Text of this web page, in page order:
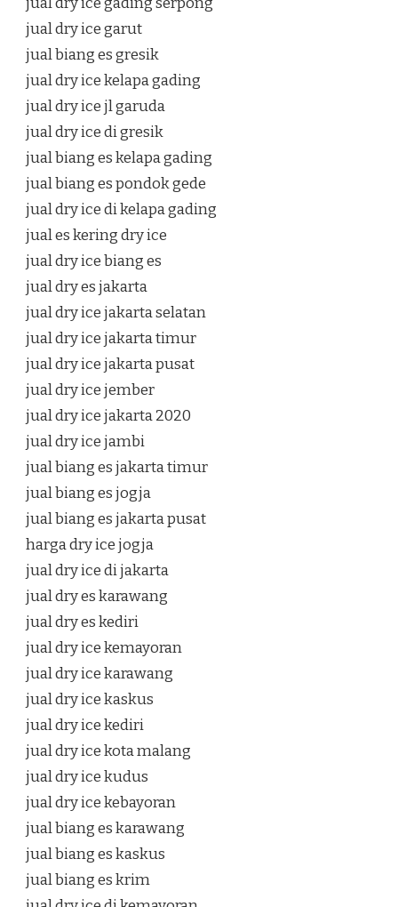
jual dry ice garut
jual biang es gresik
jual dry ice kelapa gading
jual dry ice jl garuda
jual dry ice di gresik
jual biang es kelapa gading
jual biang es pondok gede
jual dry ice di kelapa gading
jual es kering dry ice
jual dry ice biang es
jual dry es jakarta
jual dry ice jakarta selatan
jual dry ice jakarta timur
jual dry ice jakarta pusat
jual dry ice jember
jual dry ice jakarta 2020
jual dry ice jambi
jual biang es jakarta timur
jual biang es jogja
jual biang es jakarta pusat
harga dry ice jogja
jual dry ice di jakarta
jual dry es karawang
jual dry es kediri
jual dry ice kemayoran
jual dry ice karawang
jual dry ice kaskus
jual dry ice kediri
jual dry ice kota malang
jual dry ice kudus
jual dry ice kebayoran
jual biang es karawang
jual biang es kaskus
jual biang es krim